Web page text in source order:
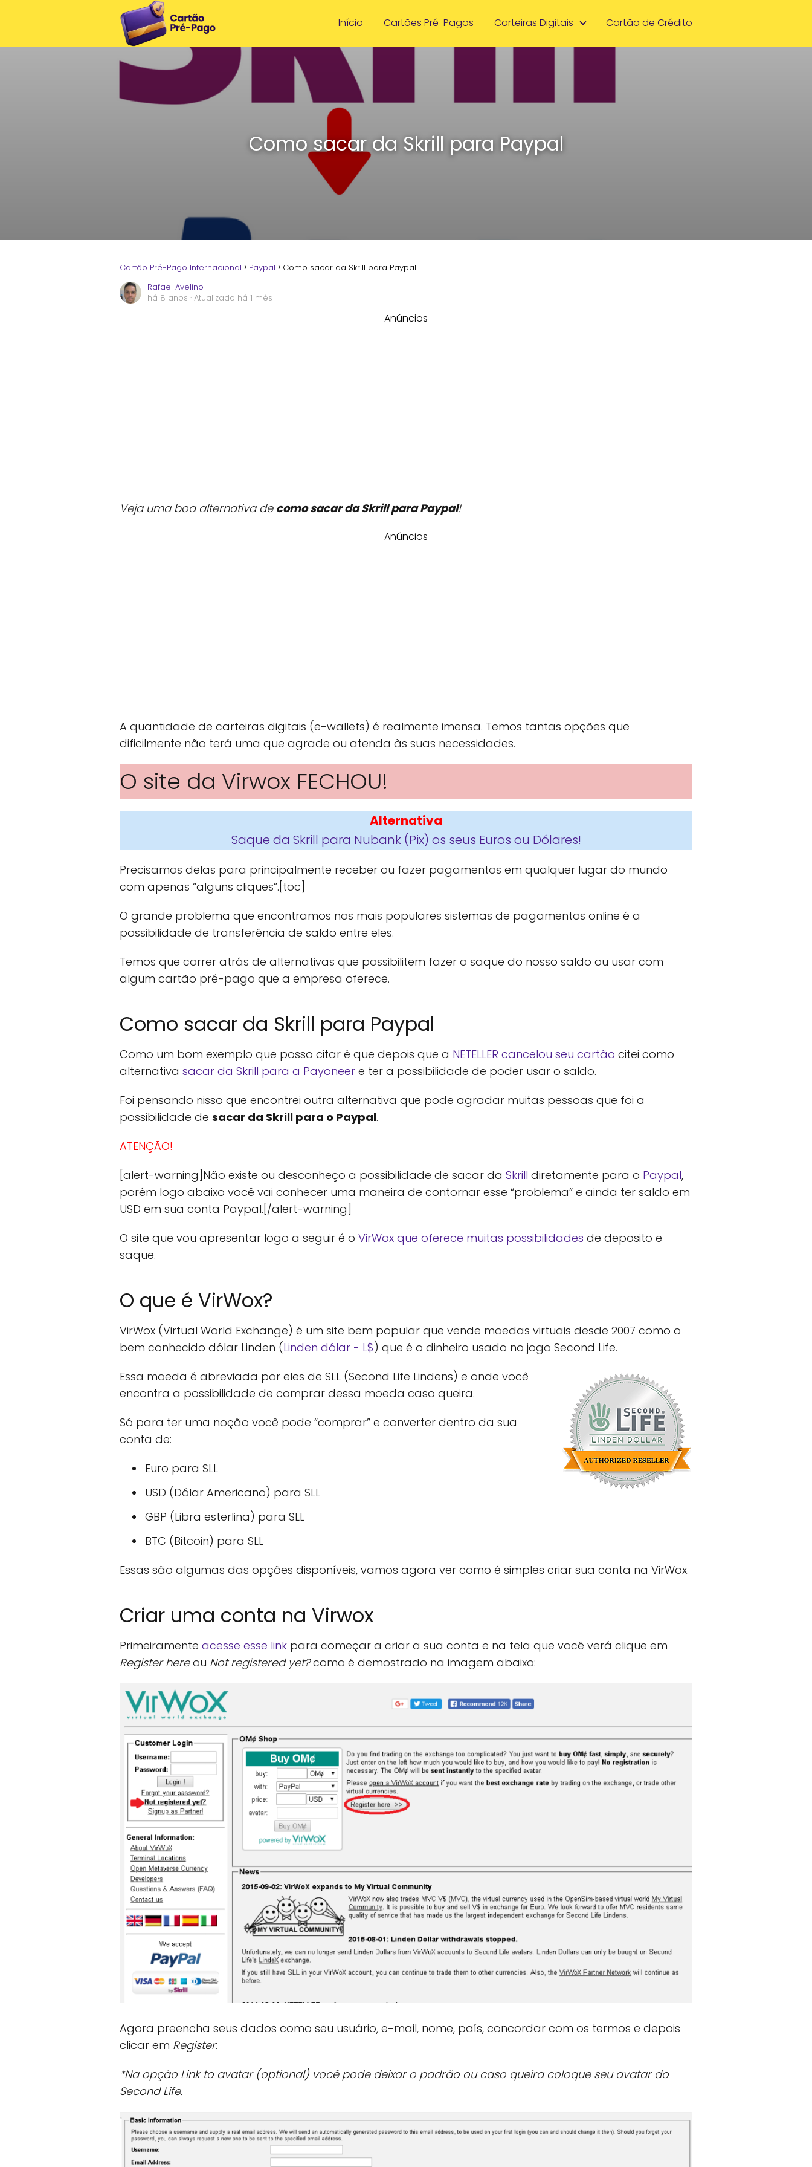
Início Cartões Pré-Pagos Carteiras Digitais Cartão de Crédito
Como sacar da Skrill para Paypal
Cartão Pré-Pago Internacional Paypal
Como sacar da Skrill para Paypal
Rafael Avelino
há 8 anos · Atualizado há 1 mês
Anúncios
Veja uma boa alternativa de como sacar da Skrill para Paypal!
Anúncios
A quantidade de carteiras digitais (e-wallets) é realmente imensa. Temos tantas opções que
dificilmente não terá uma que agrade ou atenda às suas necessidades.
O site da Virwox FECHOU!
Alternativa
Saque da Skrill para Nubank (Pix) os seus Euros ou Dólares!
Precisamos delas para principalmente receber ou fazer pagamentos em qualquer lugar do mundo
com apenas “alguns cliques”.[toc]
O grande problema que encontramos nos mais populares sistemas de pagamentos online é a
possibilidade de transferência de saldo entre eles.
Temos que correr atrás de alternativas que possibilitem fazer o saque do nosso saldo ou usar com
algum cartão pré-pago que a empresa oferece.
Como sacar da Skrill para Paypal
Como um bom exemplo que posso citar é que depois que a NETELLER cancelou seu cartão citei como
alternativa sacar da Skrill para a Payoneer e ter a possibilidade de poder usar o saldo.
Foi pensando nisso que encontrei outra alternativa que pode agradar muitas pessoas que foi a
possibilidade de sacar da Skrill para o Paypal.
ATENÇÃO!
[alert-warning]Não existe ou desconheço a possibilidade de sacar da Skrill diretamente para o Paypal,
porém logo abaixo você vai conhecer uma maneira de contornar esse “problema” e ainda ter saldo em
USD em sua conta Paypal.[/alert-warning]
O site que vou apresentar logo a seguir é o VirWox que oferece muitas possibilidades de deposito e
saque.
O que é VirWox?
VirWox (Virtual World Exchange) é um site bem popular que vende moedas virtuais desde 2007 como o
bem conhecido dólar Linden (Linden dólar - L$) que é o dinheiro usado no jogo Second Life.
Essa moeda é abreviada por eles de SLL (Second Life Lindens) e onde você
encontra a possibilidade de comprar dessa moeda caso queira.
Só para ter uma noção você pode “comprar” e converter dentro da sua
conta de:
Euro para SLL
USD (Dólar Americano) para SLL
GBP (Libra esterlina) para SLL
BTC (Bitcoin) para SLL
Essas são algumas das opções disponíveis, vamos agora ver como é simples criar sua conta na VirWox.
Criar uma conta na Virwox
Primeiramente acesse esse link para começar a criar a sua conta e na tela que você verá clique em
Register hereou Not registered yet?como é demostrado na imagem abaixo:
Agora preencha seus dados como seu usuário, e-mail, nome, país, concordar com os termos e depois
clicar em Register:
*Na opção Link to avatar (optional) você pode deixar o padrão ou caso queira coloque seu avatar do
Second Life.